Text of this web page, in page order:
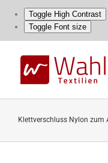
Toggle High Contrast
Toggle Font size
content
Klettverschluss Nylon zum